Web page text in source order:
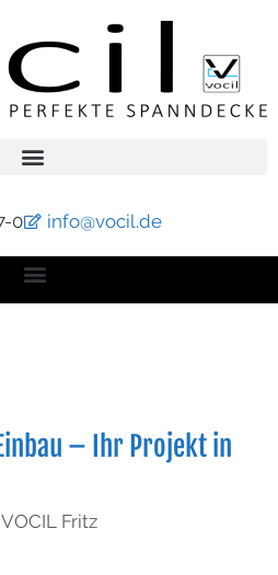
0 info@vocil.de
– Ihr Projekt in
VOCIL Fritz